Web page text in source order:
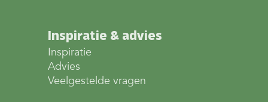
Inspiratie & advies
Inspiratie
Advies
Veelgestelde vragen